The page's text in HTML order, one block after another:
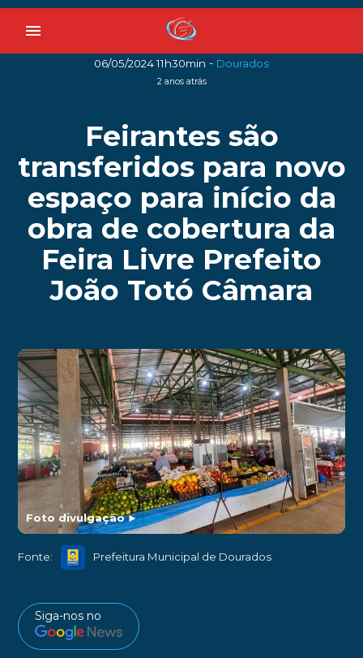
menu
06/05/2024 11h30min - Dourados
2 anos atrás
Feirantes são
transferidos para novo
espaço para início da
obra de cobertura da
Feira Livre Prefeito
João Totó Câmara
Foto divulgação►
Fonte: Prefeitura Municipal de Dourados
Siga-nos no